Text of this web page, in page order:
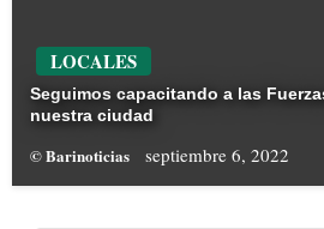
LOCALES
Seguimos capacitando a las
nuestra ciudad
© Barinoticias septiembre 6, 2022